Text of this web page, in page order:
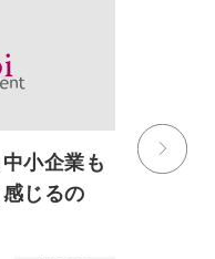
小企業も
じるの